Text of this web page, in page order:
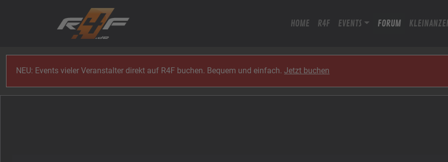
HOME R4F EVENTS FORUM
NEU: Events vieler Veranstalter direkt auf R4F buchen. Bequem und einfach.Jetzt buchen